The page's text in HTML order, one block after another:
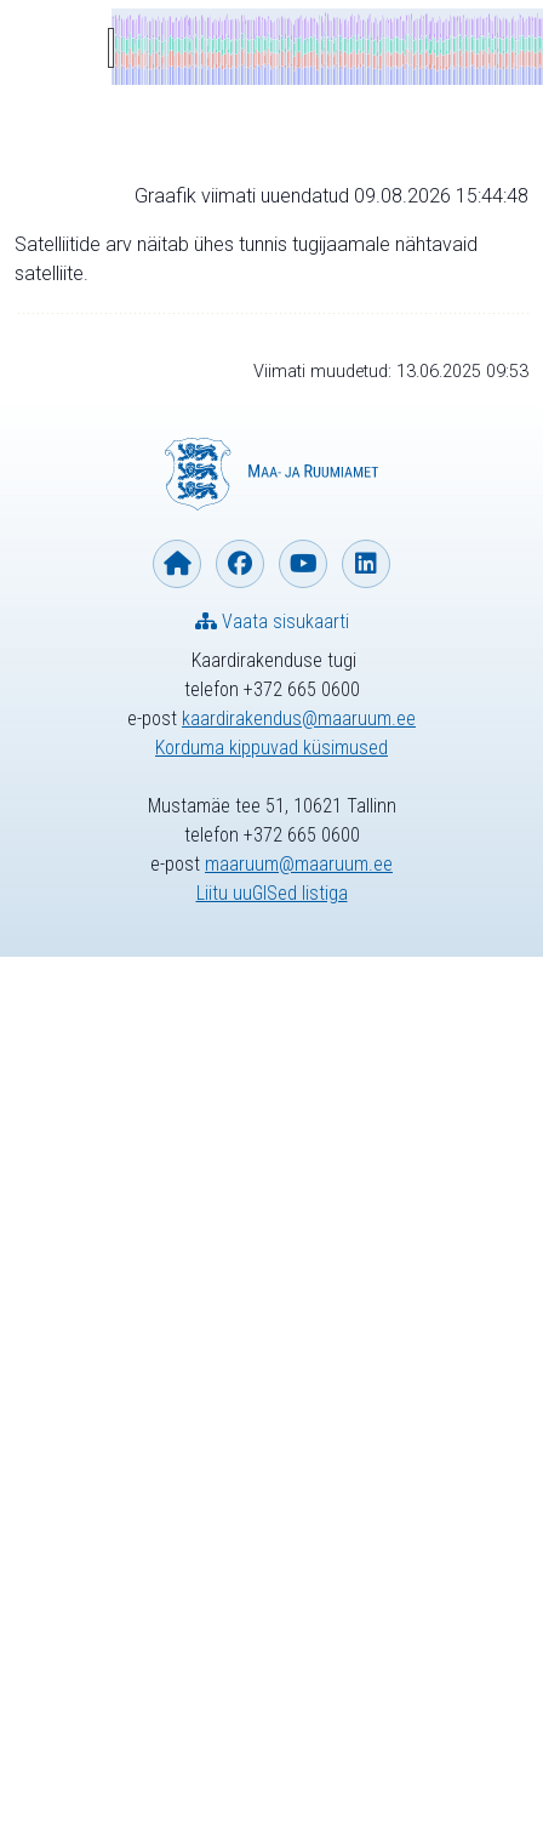
Graafik viimati uuendatud 09.08.2026 15:44:48
Satelliitide arv näitab ühes tunnis tugijaamale nähtavaid
satelliite.
Viimati muudetud: 13.06.2025 09:53
Kaardirakenduse tugi
telefon +372 665 0600
e-post kaardirakendus@maaruum.ee
Korduma kippuvad küsimused
Vaata sisukaarti
Mustamäe tee 51, 10621 Tallinn
telefon +372 665 0600
e-post maaruum@maaruum.ee
Liitu uuGISed listiga